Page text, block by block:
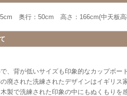
奥行：50cm 高さ：166cm(中天板高
、背が低いサイズも印象的なカップボー
廃された洗練されたデザインはイギリス
製で洗練された印象の中にもぬくもりを